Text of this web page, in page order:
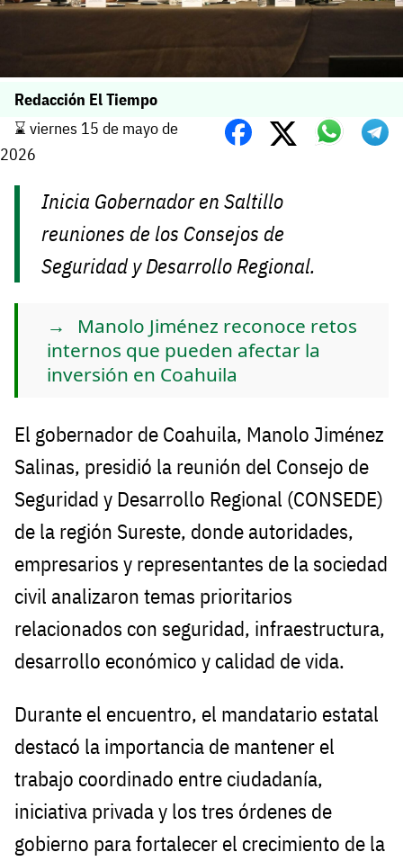
Redacción El Tiempo
⌛️ viernes 15 de mayo de
2026
Inicia Gobernador en Saltillo
reuniones de los Consejos de
Seguridad y Desarrollo Regional.
Manolo Jiménez reconoce retos
internos que pueden afectar la
inversión en Coahuila
El gobernador de Coahuila, Manolo Jiménez
Salinas, presidió la reunión del Consejo de
Seguridad y Desarrollo Regional (CONSEDE)
de la región Sureste, donde autoridades,
empresarios y representantes de la sociedad
civil analizaron temas prioritarios
relacionados con seguridad, infraestructura,
desarrollo económico y calidad de vida.
Durante el encuentro, el mandatario estatal
destacó la importancia de mantener el
trabajo coordinado entre ciudadanía,
iniciativa privada y los tres órdenes de
gobierno para fortalecer el crecimiento de la